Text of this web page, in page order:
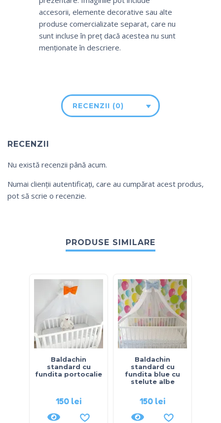
accesorii, elemente decorative sau alte
produse comercializate separat, care nu
sunt incluse în preț dacă acestea nu sunt
menționate în descriere.
RECENZII (0)
RECENZII
Nu există recenzii până acum.
Numai clienții autentificați, care au cumpărat acest produs,
pot să scrie o recenzie.
PRODUSE SIMILARE
Baldachin
standard cu
fundita portocalie
150 lei
Baldachin
standard cu
fundita blue cu
stelute albe
150 lei